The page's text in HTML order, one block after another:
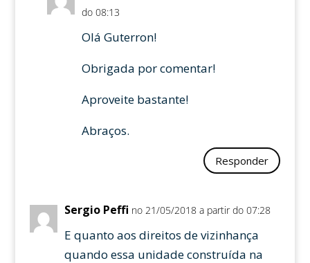
do 08:13
Olá Guterron!
Obrigada por comentar!
Aproveite bastante!
Abraços.
Responder
Sergio Peffi no 21/05/2018 a partir do 07:28
E quanto aos direitos de vizinhança
quando essa unidade construída na